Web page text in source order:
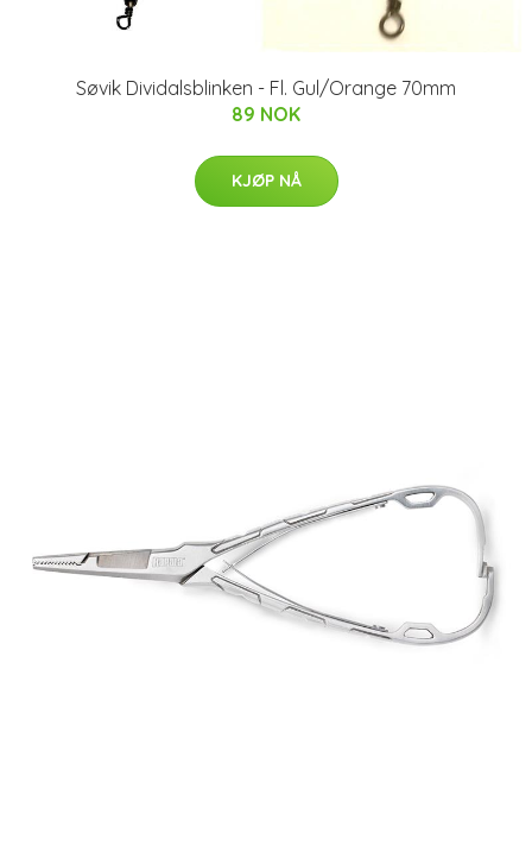
Søvik Dividalsblinken - Fl. Gul/Orange 70mm
89 NOK
KJØP NÅ